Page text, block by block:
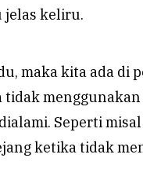
jelas keliru.
maka kita ada di
Seperti
ketika tidak